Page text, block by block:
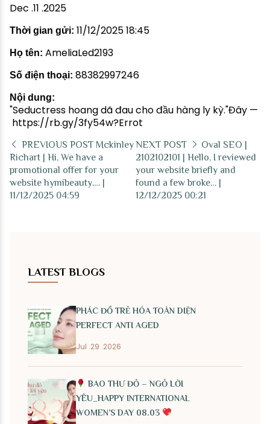
Dec .11 .2025
Thời gian gửi: 11/12/2025 18:45
Họ tên: AmeliaLed2193
Số điện thoại: 88382997246
Nội dung:
"Seductress hoang dã đau cho đầu hàng ly kỳ."Đây —
https://rb.gy/3fy54w?Errot
PREVIOUS POST Mckinley
Richart | Hi, We have a
promotional offer for your
website hymibeauty.… |
11/12/2025 04:59
NEXT POST
Oval SEO |
2102102101 | Hello, I reviewed
your website briefly and
found a few broke… |
12/12/2025 00:21
LATEST BLOGS
PHÁC ĐỒ TRẺ HÓA TOÀN DIỆN
PERFECT ANTI AGED
Jul .29 .2026
BAO THƯ ĐỎ – NGỎ LỜI
YÊU_HAPPY INTERNATIONAL
WOMEN’S DAY 08.03